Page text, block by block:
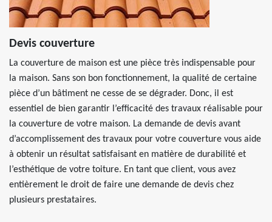
Devis couverture
La couverture de maison est une pièce très indispensable pour
la maison. Sans son bon fonctionnement, la qualité de certaine
pièce d’un bâtiment ne cesse de se dégrader. Donc, il est
essentiel de bien garantir l’efficacité des travaux réalisable pour
la couverture de votre maison. La demande de devis avant
d’accomplissement des travaux pour votre couverture vous aide
à obtenir un résultat satisfaisant en matière de durabilité et
l’esthétique de votre toiture. En tant que client, vous avez
entièrement le droit de faire une demande de devis chez
plusieurs prestataires.